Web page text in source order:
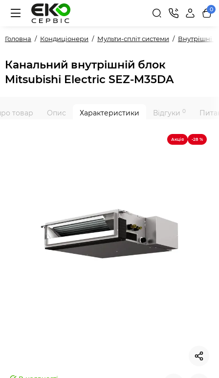
0
Головна Кондиціонери Мульти-спліт системи Внутрішні
Канальний внутрішній блок
Mitsubishi Electric SEZ-M35DA
товар Опис Характеристики Відгуки 0
Акція -28 %